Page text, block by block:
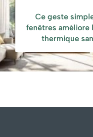
Ce geste
fenêtres améliore
thermique